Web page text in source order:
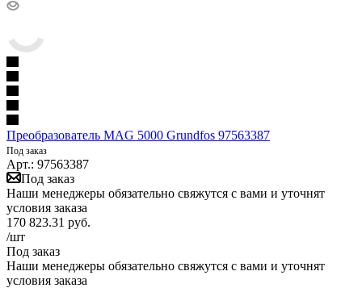
Преобразователь MAG 5000 Grundfos 97563387
Под заказ
Арт.: 97563387
Под заказ
Наши менеджеры обязательно свяжутся с вами и уточнят
условия заказа
170 823.31 руб.
/шт
Под заказ
Наши менеджеры обязательно свяжутся с вами и уточнят
условия заказа